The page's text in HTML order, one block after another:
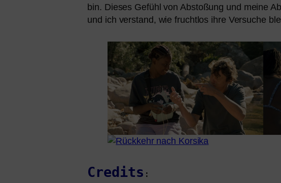
bin. Dieses Gefühl von Abstoßung und mei­ne
und ich ver­stand, wie frucht­los ihre Versuche
Credits :